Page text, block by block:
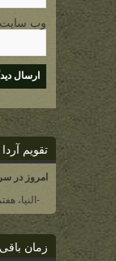
وب سایت
تقویم آردا
امروز در
-النیا،
زمان